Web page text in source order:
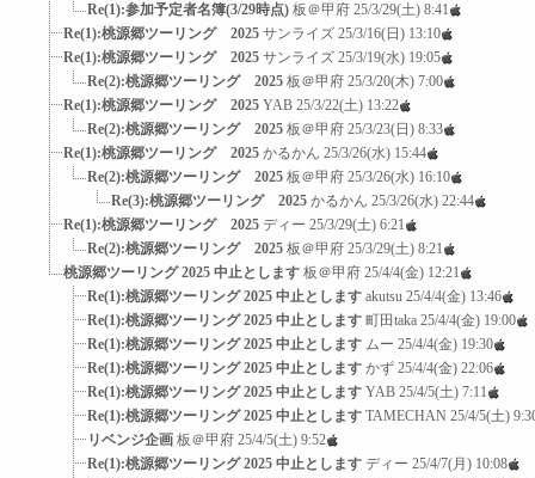
Re(1):参加予定者名簿(3/29時点) 板＠甲府 25/3/29(土) 8:41
Re(1):桃源郷ツーリング 2025 サンライズ 25/3/16(日) 13:10
Re(1):桃源郷ツーリング 2025 サンライズ 25/3/19(水) 19:05
Re(2):桃源郷ツーリング 2025 板＠甲府 25/3/20(木) 7:00
Re(1):桃源郷ツーリング 2025 YAB 25/3/22(土) 13:22
Re(2):桃源郷ツーリング 2025 板＠甲府 25/3/23(日) 8:33
Re(1):桃源郷ツーリング 2025 かるかん 25/3/26(水) 15:44
Re(2):桃源郷ツーリング 2025 板＠甲府 25/3/26(水) 16:10
Re(3):桃源郷ツーリング 2025 かるかん 25/3/26(水) 22:44
Re(1):桃源郷ツーリング 2025 ディー 25/3/29(土) 6:21
Re(2):桃源郷ツーリング 2025 板＠甲府 25/3/29(土) 8:21
桃源郷ツーリング 2025 中止とします 板＠甲府 25/4/4(金) 12:21
Re(1):桃源郷ツーリング 2025 中止とします akutsu 25/4/4(金) 13:46
Re(1):桃源郷ツーリング 2025 中止とします 町田taka 25/4/4(金) 19:00
Re(1):桃源郷ツーリング 2025 中止とします ムー 25/4/4(金) 19:30
Re(1):桃源郷ツーリング 2025 中止とします かず 25/4/4(金) 22:06
Re(1):桃源郷ツーリング 2025 中止とします YAB 25/4/5(土) 7:11
Re(1):桃源郷ツーリング 2025 中止とします TAMECHAN 25/4/5(土)
リベンジ企画 板＠甲府 25/4/5(土) 9:52
Re(1):桃源郷ツーリング 2025 中止とします ディー 25/4/7(月) 10:08